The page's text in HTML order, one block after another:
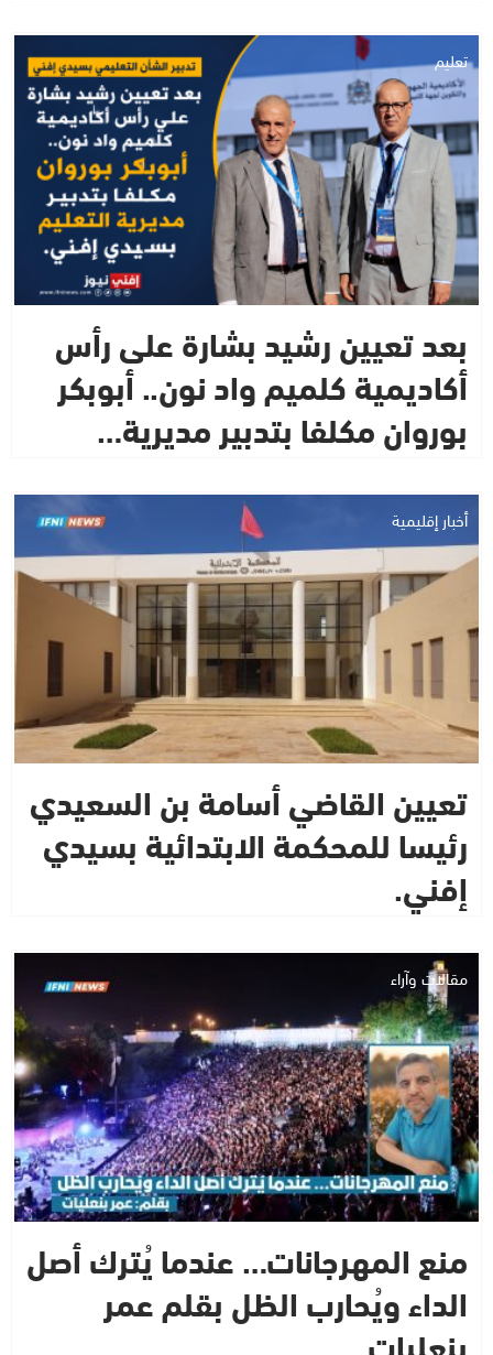
تعليم
بعد تعيين رشيد بشارة على رأس
أكاديمية كلميم واد نون.. أبوبكر
بوروان مكلفا بتدبير مديرية…
أخبار إقليمية
تعيين القاضي أسامة بن السعيدي
رئيسا للمحكمة الابتدائية بسيدي
إفني.
مقالات وآراء
منع المهرجانات… عندما يُترك أصل
الداء ويُحارب الظل بقلم عمر